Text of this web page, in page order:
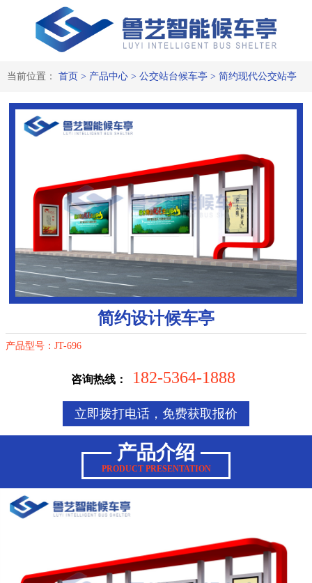
当前位置： 首页 > 产品中心> 公交站台候车亭> 简约现代公交站亭
简约设计候车亭
产品型号：JT-696
咨询热线： 182-5364-1888
立即拨打电话，免费获取报价
产品介绍
PRODUCT PRESENTATION